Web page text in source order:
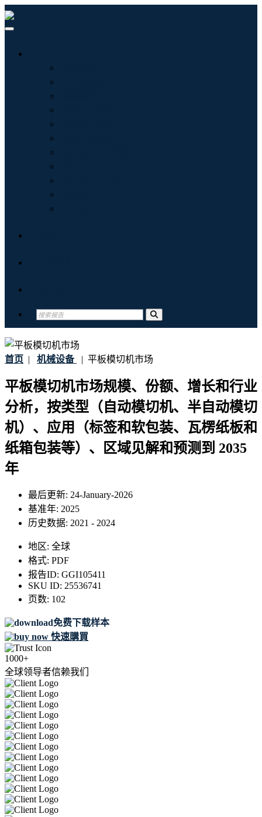
首页 | 机械设备 | 平板模切机市场
平板模切机市场规模、份额、增长和行业
分析，按类型（自动模切机、半自动模切
机）、应用（标签和软包装、瓦楞纸板和
纸箱包装等）、区域见解和预测到 2035
年
最后更新: 24-January-2026
基准年: 2025
历史数据: 2021 - 2024
地区: 全球
格式: PDF
报告ID: GGI105411
SKU ID: 25536741
页数: 102
免费下载样本
快速購買
1000+
全球领导者信赖我们